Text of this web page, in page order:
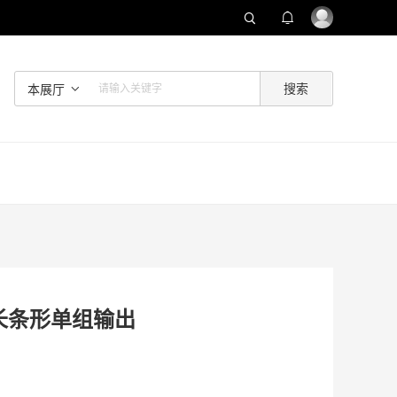
本展厅
条形单组输出